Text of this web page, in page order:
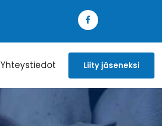
Yhteystiedot Liity jäseneksi